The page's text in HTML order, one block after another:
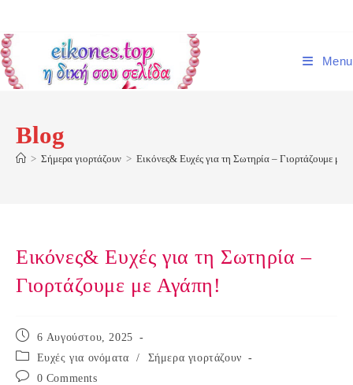
content
Menu
Blog
> Σήμερα γιορτάζουν > Εικόνες& Ευχές για τη Σωτηρία – Γιορτάζουμε με
Εικόνες& Ευχές για τη Σωτηρία –
Γιορτάζουμε με Αγάπη!
Post
published:
6 Αυγούστου, 2025
Post
category:
Ευχές για ονόματα /
Σήμερα γιορτάζουν
Post
0 Comments